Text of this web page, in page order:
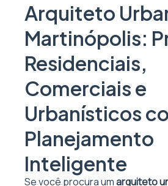
Arquiteto
Martinópolis:
Residenciais,
Comerciais e
Urbanísticos
Planejamento
Inteligente
Se você procura umarquiteto